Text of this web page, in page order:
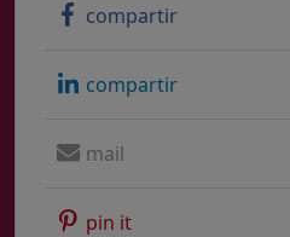
compartir
compartir
mail
pin it